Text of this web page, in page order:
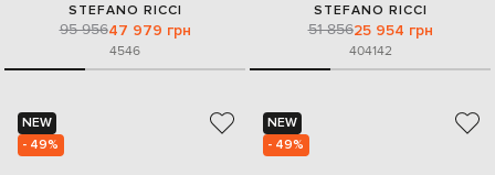
STEFANO RICCI
95 95647 979 грн
4546
STEFANO RICCI
51 85625 954 грн
404142
NEW
- 49%
NEW
- 49%